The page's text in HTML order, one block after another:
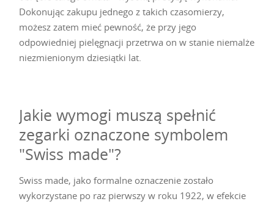
Dokonując zakupu jednego z takich czasomierzy,
możesz zatem mieć pewność, że przy jego
odpowiedniej pielęgnacji przetrwa on w stanie niemalże
niezmienionym dziesiątki lat.
Jakie wymogi muszą spełnić
zegarki oznaczone symbolem
"Swiss made"?
Swiss made, jako formalne oznaczenie zostało
wykorzystane po raz pierwszy w roku 1922, w efekcie